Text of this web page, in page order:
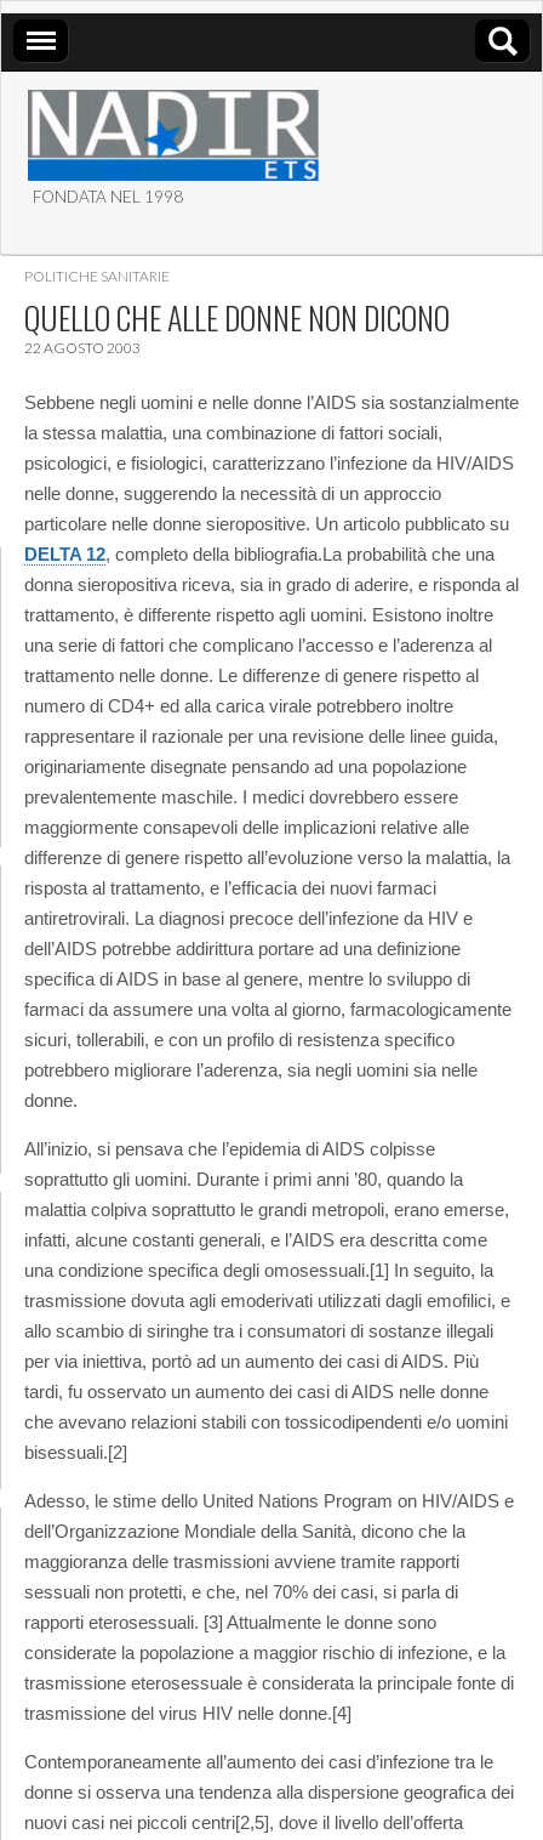
ASSOCIAZIONE NADIR
ETS
FONDATA NEL 1998
POLITICHE SANITARIE
QUELLO CHE ALLE DONNE NON DICONO
22 AGOSTO 2003
Sebbene negli uomini e nelle donne l’AIDS sia sostanzialmente
la stessa malattia, una combinazione di fattori sociali,
psicologici, e fisiologici, caratterizzano l’infezione da HIV/AIDS
nelle donne, suggerendo la necessità di un approccio
particolare nelle donne sieropositive. Un articolo pubblicato su
DELTA 12, completo della bibliografia.La probabilità che una
donna sieropositiva riceva, sia in grado di aderire, e risponda al
trattamento, è differente rispetto agli uomini. Esistono inoltre
una serie di fattori che complicano l’accesso e l’aderenza al
trattamento nelle donne. Le differenze di genere rispetto al
numero di CD4+ ed alla carica virale potrebbero inoltre
rappresentare il razionale per una revisione delle linee guida,
originariamente disegnate pensando ad una popolazione
prevalentemente maschile. I medici dovrebbero essere
maggiormente consapevoli delle implicazioni relative alle
differenze di genere rispetto all’evoluzione verso la malattia, la
risposta al trattamento, e l’efficacia dei nuovi farmaci
antiretrovirali. La diagnosi precoce dell’infezione da HIV e
dell’AIDS potrebbe addirittura portare ad una definizione
specifica di AIDS in base al genere, mentre lo sviluppo di
farmaci da assumere una volta al giorno, farmacologicamente
sicuri, tollerabili, e con un profilo di resistenza specifico
potrebbero migliorare l’aderenza, sia negli uomini sia nelle
donne.
All’inizio, si pensava che l’epidemia di AIDS colpisse
soprattutto gli uomini. Durante i primi anni ’80, quando la
malattia colpiva soprattutto le grandi metropoli, erano emerse,
infatti, alcune costanti generali, e l’AIDS era descritta come
una condizione specifica degli omosessuali.[1] In seguito, la
trasmissione dovuta agli emoderivati utilizzati dagli emofilici, e
allo scambio di siringhe tra i consumatori di sostanze illegali
per via iniettiva, portò ad un aumento dei casi di AIDS. Più
tardi, fu osservato un aumento dei casi di AIDS nelle donne
che avevano relazioni stabili con tossicodipendenti e/o uomini
bisessuali.[2]
Adesso, le stime dello United Nations Program on HIV/AIDS e
dell’Organizzazione Mondiale della Sanità, dicono che la
maggioranza delle trasmissioni avviene tramite rapporti
sessuali non protetti, e che, nel 70% dei casi, si parla di
rapporti eterosessuali. [3] Attualmente le donne sono
considerate la popolazione a maggior rischio di infezione, e la
trasmissione eterosessuale è considerata la principale fonte di
trasmissione del virus HIV nelle donne.[4]
Contemporaneamente all’aumento dei casi d’infezione tra le
donne si osserva una tendenza alla dispersione geografica dei
nuovi casi nei piccoli centri[2,5], dove il livello dell’offerta